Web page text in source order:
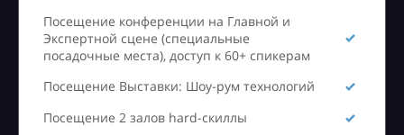
Посещение конференции на Главной и
Экспертной сцене (специальные
посадочные места), доступ к 60+ спикерам
Посещение Выставки: Шоу-рум технологий
Посещение 2 залов hard-скиллы